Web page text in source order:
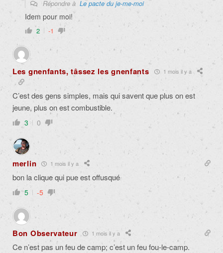
Répondre à Le pacte du je-me-moi
Idem pour moi!
2 -1
Les gnenfants, tâssez les gnenfants 1 mois il y a
C’est des gens simples, mais qui savent que plus on est
jeune, plus on est combustible.
3 0
merlin 1 mois il y a
bon la clique qui pue est offusqué
5 -5
Bon Observateur 1 mois il y a
Ce n’est pas un feu de camp; c’est un feu fou-le-camp.